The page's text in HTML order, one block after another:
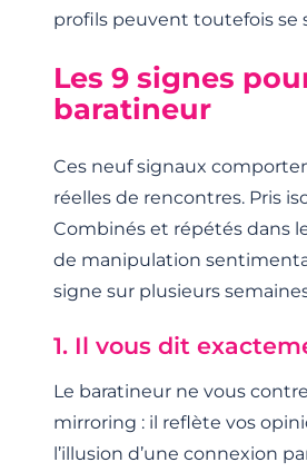
profils peuvent toutefois se
Les 9 signes
baratineur
Ces neuf signaux
réelles de rencontres. Pris
Combinés et répétés dans
de manipulation
signe sur plusieurs
1. Il vous dit
Le baratineur ne vous
mirroring : il reflète vos
l’illusion d’une connexion